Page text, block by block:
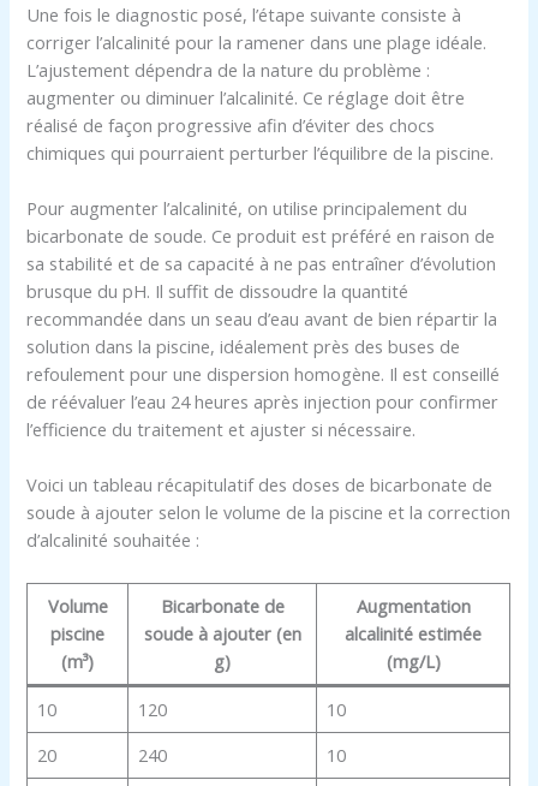
Une fois le diagnostic posé, l’étape suivante consiste à
corriger l’alcalinité pour la ramener dans une plage idéale.
L’ajustement dépendra de la nature du problème :
augmenter ou diminuer l’alcalinité. Ce réglage doit être
réalisé de façon progressive afin d’éviter des chocs
chimiques qui pourraient perturber l’équilibre de la piscine.
Pour augmenter l’alcalinité, on utilise principalement du
bicarbonate de soude. Ce produit est préféré en raison de
sa stabilité et de sa capacité à ne pas entraîner d’évolution
brusque du pH. Il suffit de dissoudre la quantité
recommandée dans un seau d’eau avant de bien répartir la
solution dans la piscine, idéalement près des buses de
refoulement pour une dispersion homogène. Il est conseillé
de réévaluer l’eau 24 heures après injection pour confirmer
l’efficience du traitement et ajuster si nécessaire.
Voici un tableau récapitulatif des doses de bicarbonate de
soude à ajouter selon le volume de la piscine et la correction
d’alcalinité souhaitée :
Volume
piscine
(m³)
Bicarbonate de
soude à ajouter (en
g)
Augmentation
alcalinité estimée
(mg/L)
10
120
10
20
240
10